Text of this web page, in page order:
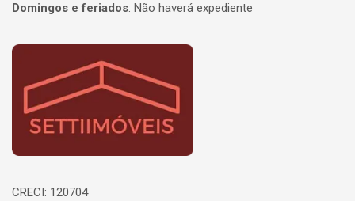
Domingos e feriados: Não haverá expediente
Página inicial
CRECI: 120704